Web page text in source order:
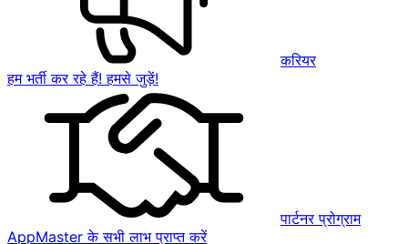
करियर
हम भर्ती कर रहे हैं! हमसे जुड़ें!
पार्टनर प्रोग्राम
AppMaster के सभी लाभ प्राप्त करें